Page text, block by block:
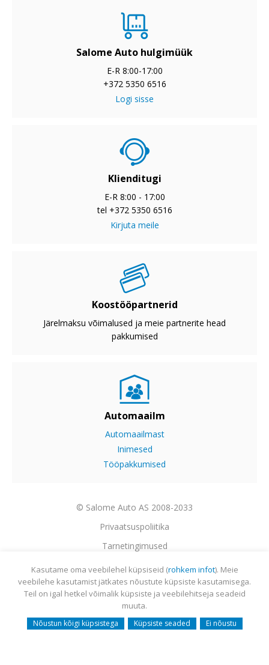
Salome Auto hulgimüük
E-R 8:00-17:00
+372 5350 6516
Logi sisse
Klienditugi
E-R 8:00 - 17:00
tel +372 5350 6516
Kirjuta meile
Koostööpartnerid
Järelmaksu võimalused ja meie partnerite head
pakkumised
Automaailm
Automaailmast
Inimesed
Tööpakkumised
© Salome Auto AS 2008-2033
Privaatsuspoliitika
Tarnetingimused
Garantii
Utiliseerimine
Sisukaart
Webmail
Kasutame oma veebilehel küpsiseid (rohkem infot). Meie
veebilehe kasutamist jätkates nõustute küpsiste kasutamisega.
Teil on igal hetkel võimalik küpsiste ja veebilehitseja seadeid
muuta.
Nõustun kõigi küpsistega Küpsiste seaded Ei nõustu